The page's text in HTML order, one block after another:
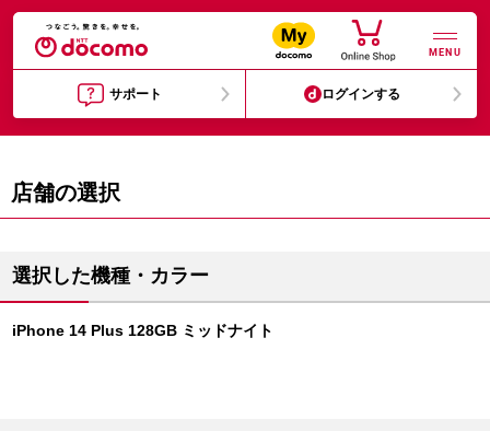
MENU
サポート ログインする
店舗の選択
選択した機種・カラー
iPhone 14 Plus 128GB ミッドナイト